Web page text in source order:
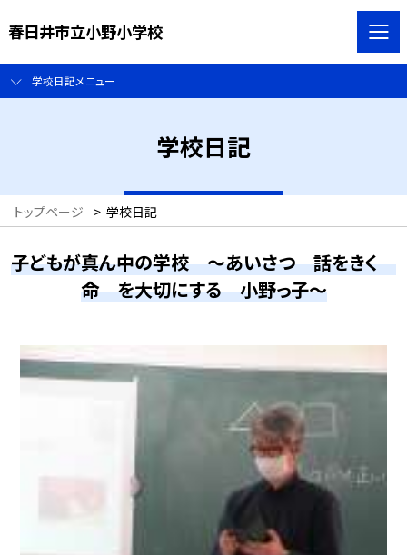
春日井市立小野小学校
学校日記メニュー
学校日記
トップページ > 学校日記
子どもが真ん中の学校 ～あいさつ 話をきく
命 を大切にする 小野っ子～